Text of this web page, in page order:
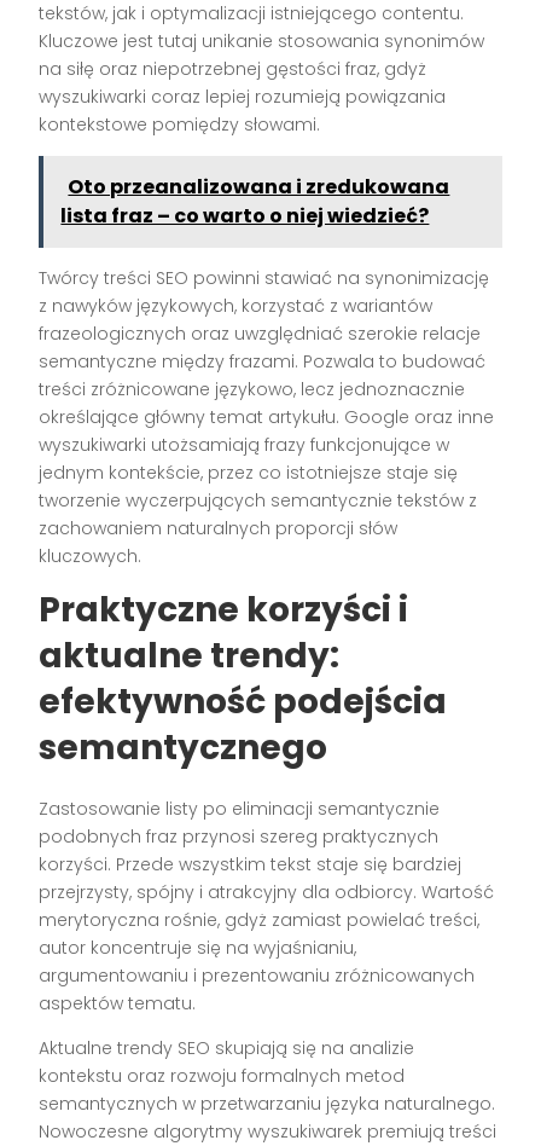
tekstów, jak i optymalizacji istniejącego contentu.
Kluczowe jest tutaj unikanie stosowania synonimów
na siłę oraz niepotrzebnej gęstości fraz, gdyż
wyszukiwarki coraz lepiej rozumieją powiązania
kontekstowe pomiędzy słowami.
Oto przeanalizowana i zredukowana
lista fraz – co warto o niej wiedzieć?
Twórcy treści SEO powinni stawiać na synonimizację
z nawyków językowych, korzystać z wariantów
frazeologicznych oraz uwzględniać szerokie relacje
semantyczne między frazami. Pozwala to budować
treści zróżnicowane językowo, lecz jednoznacznie
określające główny temat artykułu. Google oraz inne
wyszukiwarki utożsamiają frazy funkcjonujące w
jednym kontekście, przez co istotniejsze staje się
tworzenie wyczerpujących semantycznie tekstów z
zachowaniem naturalnych proporcji słów
kluczowych.
Praktyczne korzyści i
aktualne trendy:
efektywność podejścia
semantycznego
Zastosowanie listy po eliminacji semantycznie
podobnych fraz przynosi szereg praktycznych
korzyści. Przede wszystkim tekst staje się bardziej
przejrzysty, spójny i atrakcyjny dla odbiorcy. Wartość
merytoryczna rośnie, gdyż zamiast powielać treści,
autor koncentruje się na wyjaśnianiu,
argumentowaniu i prezentowaniu zróżnicowanych
aspektów tematu.
Aktualne trendy SEO skupiają się na analizie
kontekstu oraz rozwoju formalnych metod
semantycznych w przetwarzaniu języka naturalnego.
Nowoczesne algorytmy wyszukiwarek premiują treści